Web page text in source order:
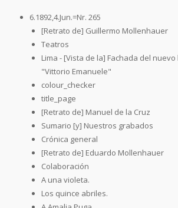
6.1892,4.Jun.=Nr. 265
[Retrato de] Guillermo Mollenhauer
Teatros
Lima - [Vista de la] Fachada del
"Vittorio Emanuele"
colour_checker
title_page
[Retrato de] Manuel de la Cruz
Sumario [y] Nuestros grabados
Crónica general
[Retrato de] Eduardo Mollenhauer
Colaboración
A una violeta.
Los quince abriles.